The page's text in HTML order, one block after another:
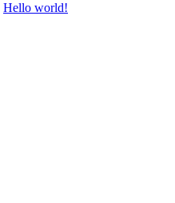
Hello world!